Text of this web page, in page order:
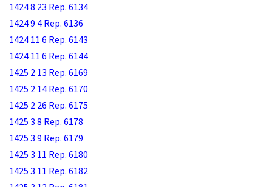
1424 8 23 Rep. 6134
1424 9 4 Rep. 6136
1424 11 6 Rep. 6143
1424 11 6 Rep. 6144
1425 2 13 Rep. 6169
1425 2 14 Rep. 6170
1425 2 26 Rep. 6175
1425 3 8 Rep. 6178
1425 3 9 Rep. 6179
1425 3 11 Rep. 6180
1425 3 11 Rep. 6182